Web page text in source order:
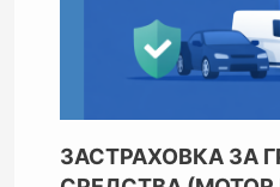
ЗАСТРАХОВКА ЗА